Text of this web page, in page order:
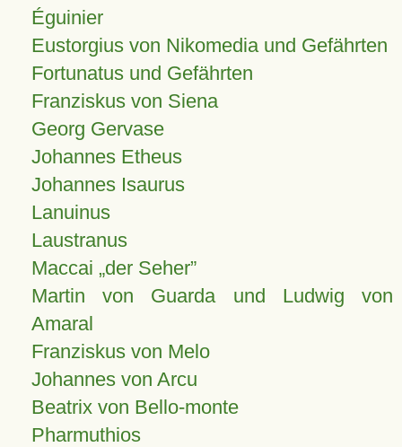
Éguinier
Eustorgius von Nikomedia und Gefährten
Fortunatus und Gefährten
Franziskus von Siena
Georg Gervase
Johannes Etheus
Johannes Isaurus
Lanuinus
Laustranus
Maccai „der Seher”
Martin von Guarda und Ludwig von
Amaral
Franziskus von Melo
Johannes von Arcu
Beatrix von Bello-monte
Pharmuthios